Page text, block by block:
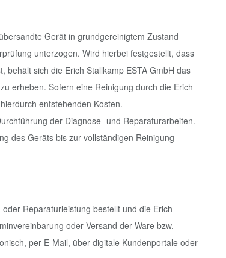
Gerät in grundgereinigtem Zustand
unterzogen. Wird hierbei festgestellt, dass
sich die Erich Stallkamp ESTA GmbH das
erheben. Sofern eine Reinigung durch die Erich
entstehenden Kosten.
der Diagnose- und Reparaturarbeiten.
des Geräts bis zur vollständigen Reinigung
Reparaturleistung bestellt und die Erich
oder Versand der Ware bzw.
per E-Mail, über digitale Kundenportale oder